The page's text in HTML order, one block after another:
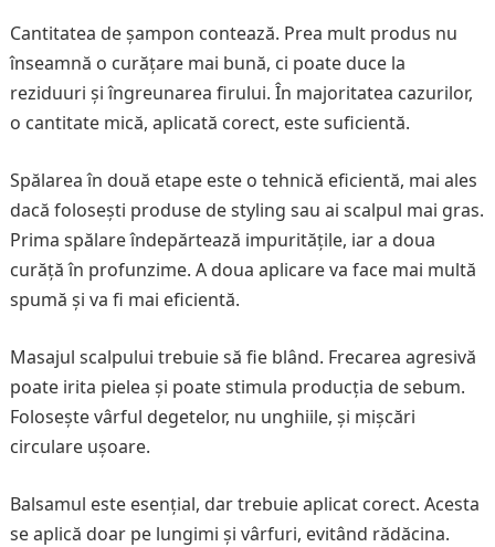
Cantitatea de șampon contează. Prea mult produs nu
înseamnă o curățare mai bună, ci poate duce la
reziduuri și îngreunarea firului. În majoritatea cazurilor,
o cantitate mică, aplicată corect, este suficientă.
Spălarea în două etape este o tehnică eficientă, mai ales
dacă folosești produse de styling sau ai scalpul mai gras.
Prima spălare îndepărtează impuritățile, iar a doua
curăță în profunzime. A doua aplicare va face mai multă
spumă și va fi mai eficientă.
Masajul scalpului trebuie să fie blând. Frecarea agresivă
poate irita pielea și poate stimula producția de sebum.
Folosește vârful degetelor, nu unghiile, și mișcări
circulare ușoare.
Balsamul este esențial, dar trebuie aplicat corect. Acesta
se aplică doar pe lungimi și vârfuri, evitând rădăcina.